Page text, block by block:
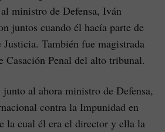
ministro de Defensa, Iván
juntos cuando él hacía parte de
Justicia. También fue magistrada
Casación Penal del alto tribunal.
al ahora ministro de Defensa,
contra la Impunidad en
la cual él era el director y ella la